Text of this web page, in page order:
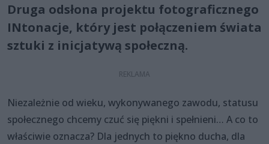
Druga odsłona projektu fotograficznego
INtonacje, który jest połączeniem świata
sztuki z inicjatywą społeczną.
Niezależnie od wieku, wykonywanego zawodu, statusu
społecznego chcemy czuć się piękni i spełnieni… A co to
właściwie oznacza? Dla jednych to piękno ducha, dla